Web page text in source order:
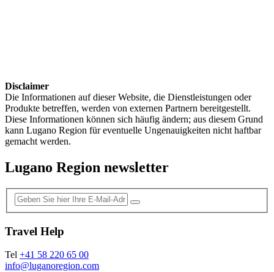
Disclaimer
Die Informationen auf dieser Website, die Dienstleistungen oder
Produkte betreffen, werden von externen Partnern bereitgestellt.
Diese Informationen können sich häufig ändern; aus diesem Grund
kann Lugano Region für eventuelle Ungenauigkeiten nicht haftbar
gemacht werden.
Lugano Region newsletter
Travel Help
Tel +41 58 220 65 00
info@luganoregion.com